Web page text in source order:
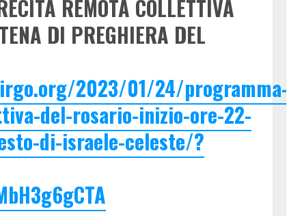
REMOTA COLLETTIVA
DI PREGHIERA DEL
2023/01/24/programma-
del-rosario-inizio-ore-22-
di-israele-celeste/?